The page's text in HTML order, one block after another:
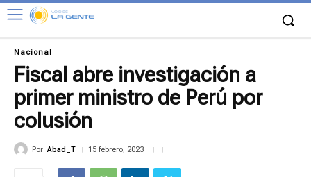
Nacional
Fiscal abre investigación a
primer ministro de Perú por
colusión
Por Abad_T 15 febrero, 2023